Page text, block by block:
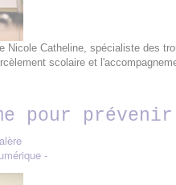
Nicole Catheline, spécialiste des
scolaire et
pour